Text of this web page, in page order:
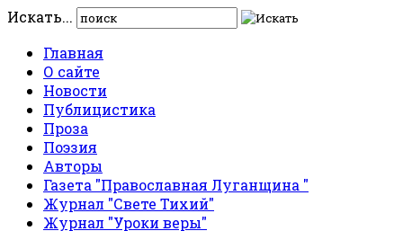
Искать...
Главная
О сайте
Новости
Публицистика
Проза
Поэзия
Авторы
Газета "Православная Луганщина "
Журнал "Свете Тихий"
Журнал "Уроки веры"